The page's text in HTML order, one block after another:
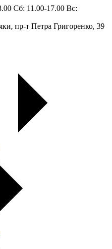
Сб: 11.00-17.00 Вс:
пр-т Петра Григоренко, 39